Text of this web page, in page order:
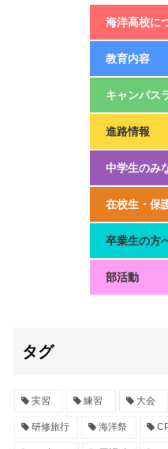
海洋高校に
教育内容
キャンパス
進路情報
中学生のみ
在校生・保
卒業生の方
部活動
タグ
実習 練習 大会
研修旅行 海洋祭